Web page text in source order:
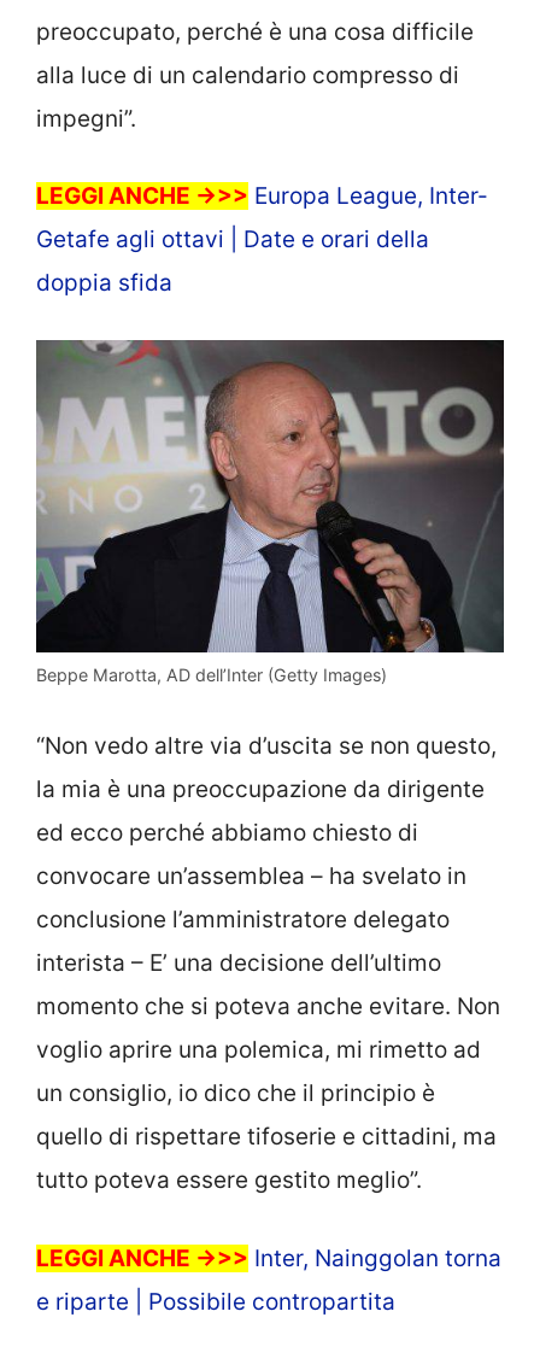
preoccupato, perché è una cosa difficile
alla luce di un calendario compresso di
impegni”.
LEGGI ANCHE ->>> Europa League, Inter-
Getafe agli ottavi | Date e orari della
doppia sfida
Beppe Marotta, AD dell’Inter (Getty Images)
“Non vedo altre via d’uscita se non questo,
la mia è una preoccupazione da dirigente
ed ecco perché abbiamo chiesto di
convocare un’assemblea – ha svelato in
conclusione l’amministratore delegato
interista – E’ una decisione dell’ultimo
momento che si poteva anche evitare. Non
voglio aprire una polemica, mi rimetto ad
un consiglio, io dico che il principio è
quello di rispettare tifoserie e cittadini, ma
tutto poteva essere gestito meglio”.
LEGGI ANCHE ->>> Inter, Nainggolan torna
e riparte | Possibile contropartita